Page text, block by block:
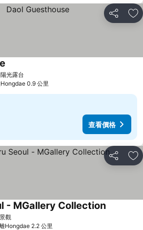
分享 放
光露台
0.9 公里
查看價格
分享 放
觀查看價格
- MGallery Collection查看價格
Hongdae 2.2 公里